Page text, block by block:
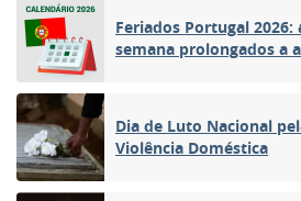
Feriados Portugal
semana prolongados a
Dia de Luto Nacional
Violência Doméstica